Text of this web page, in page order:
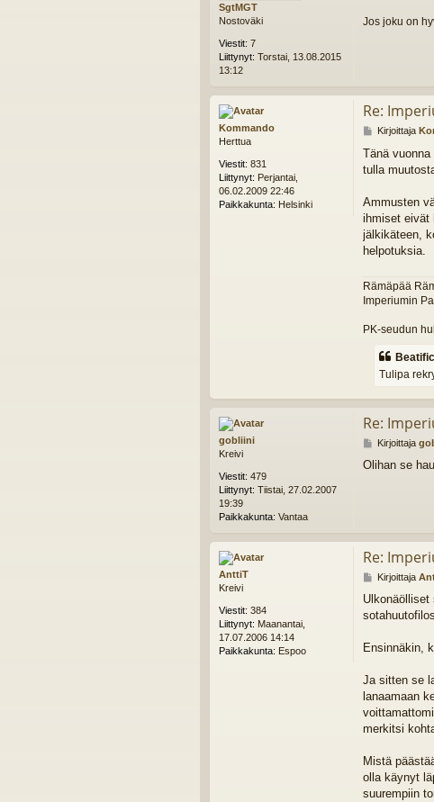
SgtMGT
Nostoväki
Viestit: 7
Liittynyt: Torstai, 13.08.2015
13:12
Jos joku on
Kommando
Herttua
Viestit: 831
Liittynyt: Perjantai,
06.02.2009 22:46
Paikkakunta: Helsinki
Re:
V
e
s
Kirjoittaja
Tänä
tulla
Ammusten
ihmiset eivät
jälkikäteen,
helpotuksia.
Rämäpää
Imperiumin
PK-seudun
Tulipa
gobliini
Kreivi
Viestit: 479
Liittynyt: Tiistai, 27.02.2007
19:39
Paikkakunta: Vantaa
Re:
V
e
Kirjoittaja
Olihan se
AnttiT
Kreivi
Viestit: 384
Liittynyt: Maanantai,
17.07.2006 14:14
Paikkakunta: Espoo
Re:
V
e
s
i
Kirjoittaja
Ensinnäkin,
Ja sitten se
lanaamaan
merkitsi
Mistä
olla käynyt
suurempiin